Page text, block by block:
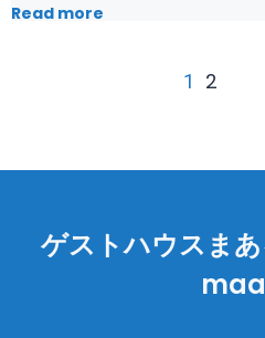
Read more
1 2
ゲストハウスま